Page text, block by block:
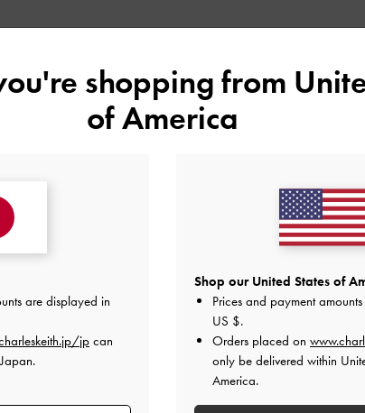
しましたが普段履きになりつつ
段履きになりつつもあります。
れませんでした。
とてもよかった
快適さ
shopping from
of America
are displayed in
jpcan
Shop our United States of
Prices and payment
US $.
Orders placed on
only be delivered within
America.